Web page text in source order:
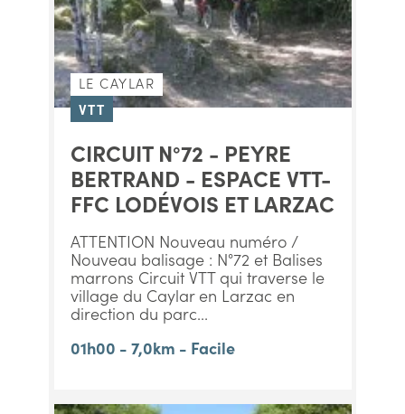
LE CAYLAR
VTT
CIRCUIT N°72 - PEYRE
BERTRAND - ESPACE VTT-
FFC LODÉVOIS ET LARZAC
ATTENTION Nouveau numéro /
Nouveau balisage : N°72 et Balises
marrons Circuit VTT qui traverse le
village du Caylar en Larzac en
direction du parc...
01h00 - 7,0km - Facile